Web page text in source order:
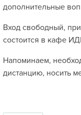
дополнительные
Вход свободный,
состоится в кафе
Напоминаем,
дистанцию, носить